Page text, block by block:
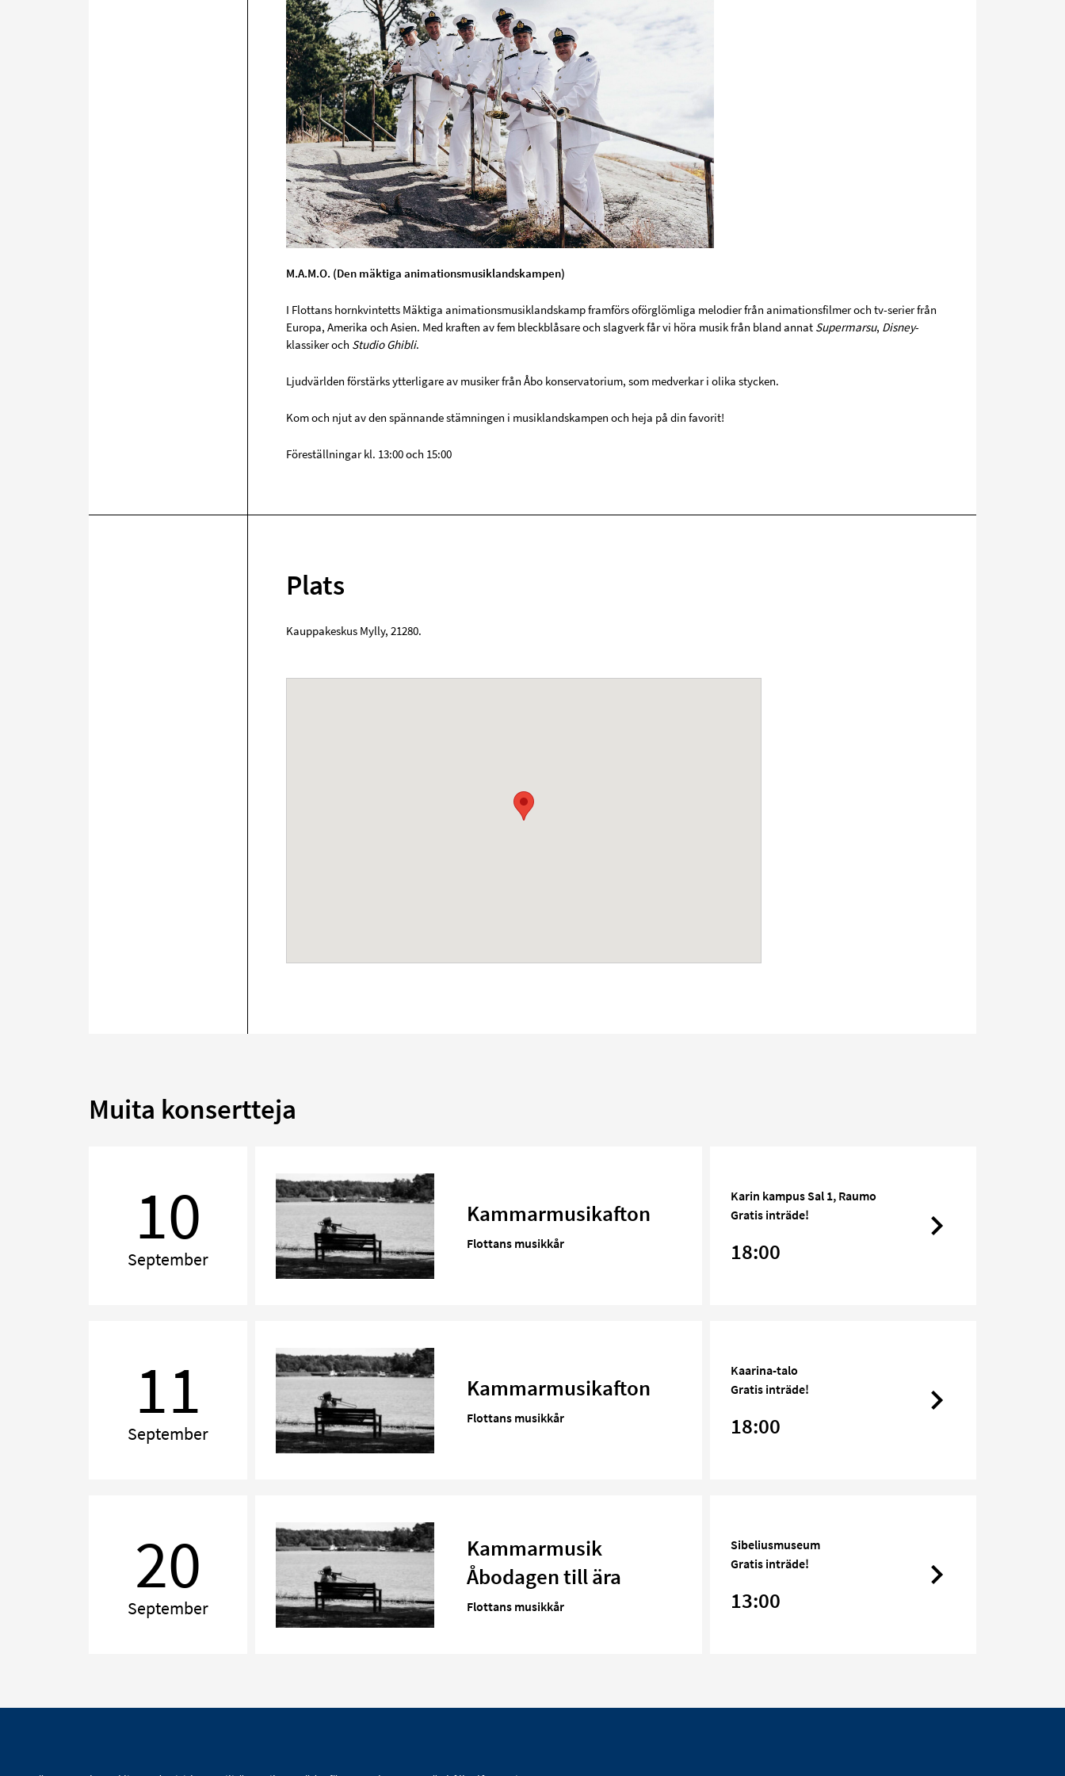
M.A.M.O. (Den mäktiga animationsmusiklandskampen)
I Flottans hornkvintetts Mäktiga animationsmusiklandskamp framförs oförglömliga melodier från animationsfilmer och tv-serier från
Europa, Amerika och Asien. Med kraften av fem bleckblåsare och slagverk får vi höra musik från bland annat Supermarsu, Disney-
klassiker och Studio Ghibli.
Ljudvärlden förstärks ytterligare av musiker från Åbo konservatorium, som medverkar i olika stycken.
Kom och njut av den spännande stämningen i musiklandskampen och heja på din favorit!
Föreställningar kl. 13:00 och 15:00
Plats
Kauppakeskus Mylly, 21280.
Muita konsertteja
10
September
Kammarmusikafton
Flottans musikkår
Karin kampus Sal 1, Raumo
Gratis inträde!
18:00
11
September
Kammarmusikafton
Flottans musikkår
Kaarina-talo
Gratis inträde!
18:00
20
September
Kammarmusik
Åbodagen till ära
Flottans musikkår
Sibeliusmuseum
Gratis inträde!
13:00